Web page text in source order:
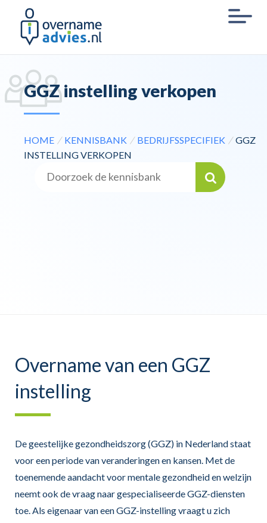
GGZ instelling verkopen
HOME / KENNISBANK / BEDRIJFSSPECIFIEK /GGZ
INSTELLING VERKOPEN
Overname van een GGZ
instelling
De geestelijke gezondheidszorg (GGZ) in Nederland staat
voor een periode van veranderingen en kansen. Met de
toenemende aandacht voor mentale gezondheid en welzijn
neemt ook de vraag naar gespecialiseerde GGZ-diensten
toe. Als eigenaar van een GGZ-instelling vraagt u zich